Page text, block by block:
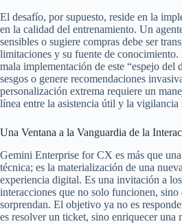
El desafío, por supuesto, reside en la
en la calidad del entrenamiento. Un
sensibles o sugiere compras debe ser
limitaciones y su fuente de conocimiento.
mala implementación de este “espejo del
sesgos o genere recomendaciones
personalización extrema requiere un
línea entre la asistencia útil y la vigilancia
Una Ventana a la Vanguardia de la
Gemini Enterprise for CX es más que
técnica; es la materialización de una
experiencia digital. Es una invitación a
interacciones que no solo funcionen, sino
sorprendan. El objetivo ya no es
es resolver un ticket, sino enriquecer una